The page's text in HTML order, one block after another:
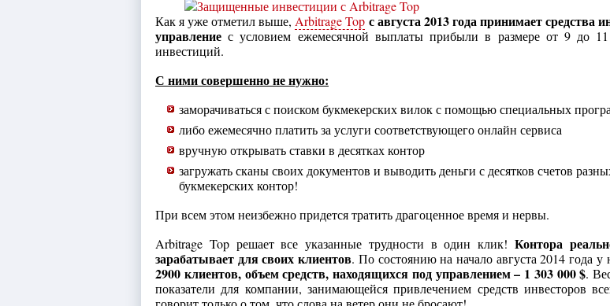
Как я уже отметил выше, Arbitrage Top с августа 2013 года принимает средства
управление с условием ежемесячной выплаты прибыли в размере от 9 до
инвестиций.
С ними совершенно не нужно:
заморачиваться с поиском букмекерских вилок с помощью специальных
либо ежемесячно платить за услуги соответствующего онлайн сервиса
вручную открывать ставки в десятках контор
загружать сканы своих документов и выводить деньги с десятков счетов
букмекерских контор!
При всем этом неизбежно придется тратить драгоценное время и нервы.
Arbitrage Top решает все указанные трудности в один клик! Контора
зарабатывает для своих клиентов. По состоянию на начало августа 2014 года
2900 клиентов, объем средств, находящихся под управлением – 1 303 000 $.
показатели для компании, занимающейся привлечением средств инвесторов